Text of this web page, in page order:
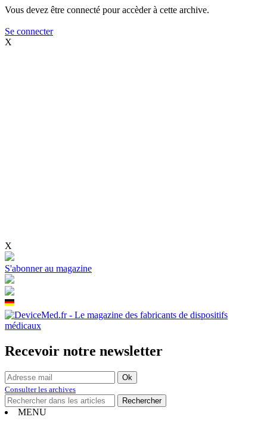
Vous devez être connecté pour accèder à cette archive.
Se connecter
X
X
S'abonner au magazine
Recevoir notre newsletter
Consulter les archives
MENU